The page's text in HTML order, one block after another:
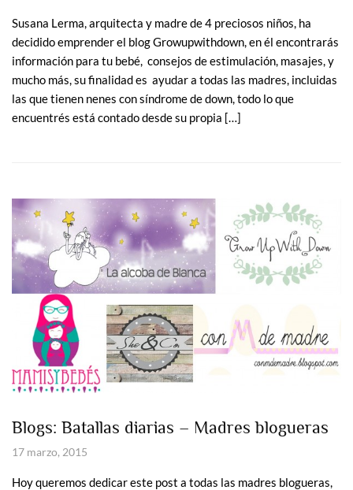
Susana Lerma, arquitecta y madre de 4 preciosos niños, ha
decidido emprender el blog Growupwithdown, en él encontrarás
información para tu bebé, consejos de estimulación, masajes, y
mucho más, su finalidad es ayudar a todas las madres, incluidas
las que tienen nenes con síndrome de down, todo lo que
encuentrés está contado desde su propia […]
Blogs: Batallas diarias – Madres blogueras
17 marzo, 2015
Hoy queremos dedicar este post a todas las madres blogueras,